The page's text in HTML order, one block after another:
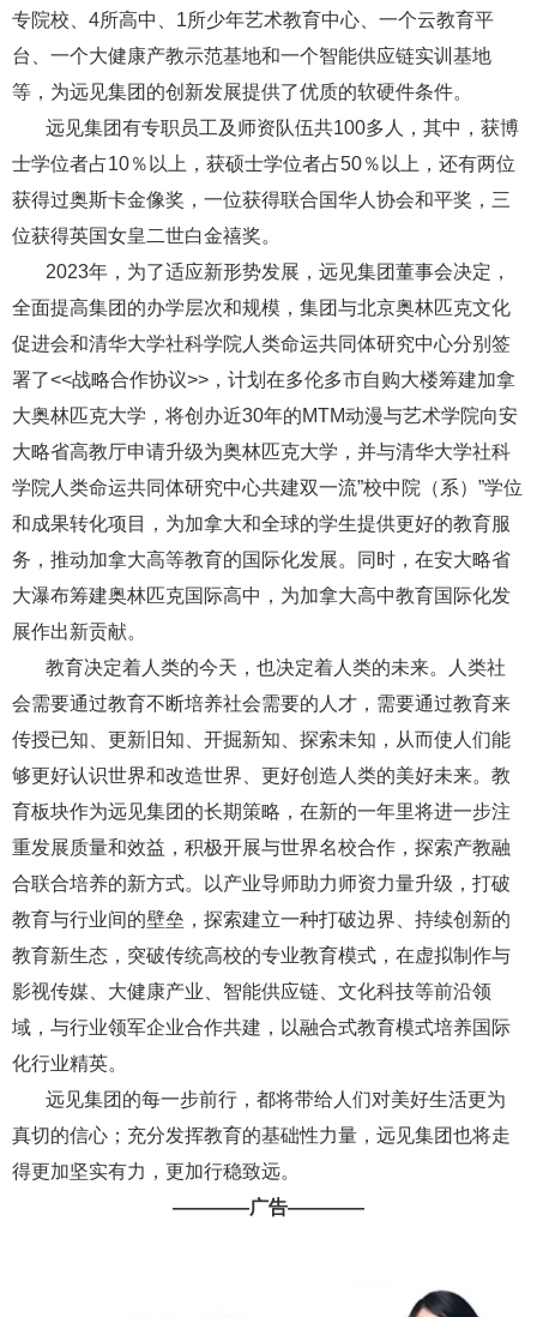
专院校、4所高中、1所少年艺术教育中心、一个云教育平
台、一个大健康产教示范基地和一个智能供应链实训基地
等，为远见集团的创新发展提供了优质的软硬件条件。
远见集团有专职员工及师资队伍共100多人，其中，获博
士学位者占10％以上，获硕士学位者占50％以上，还有两位
获得过奥斯卡金像奖，一位获得联合国华人协会和平奖，三
位获得英国女皇二世白金禧奖。
2023年，为了适应新形势发展，远见集团董事会决定，
全面提高集团的办学层次和规模，集团与北京奥林匹克文化
促进会和清华大学社科学院人类命运共同体研究中心分别签
署了<<战略合作协议>>，计划在多伦多市自购大楼筹建加拿
大奥林匹克大学，将创办近30年的MTM动漫与艺术学院向安
大略省高教厅申请升级为奥林匹克大学，并与清华大学社科
学院人类命运共同体研究中心共建双一流”校中院（系）”学位
和成果转化项目，为加拿大和全球的学生提供更好的教育服
务，推动加拿大高等教育的国际化发展。同时，在安大略省
大瀑布筹建奥林匹克国际高中，为加拿大高中教育国际化发
展作出新贡献。
教育决定着人类的今天，也决定着人类的未来。人类社
会需要通过教育不断培养社会需要的人才，需要通过教育来
传授已知、更新旧知、开掘新知、探索未知，从而使人们能
够更好认识世界和改造世界、更好创造人类的美好未来。教
育板块作为远见集团的长期策略，在新的一年里将进一步注
重发展质量和效益，积极开展与世界名校合作，探索产教融
合联合培养的新方式。以产业导师助力师资力量升级，打破
教育与行业间的壁垒，探索建立一种打破边界、持续创新的
教育新生态，突破传统高校的专业教育模式，在虚拟制作与
影视传媒、大健康产业、智能供应链、文化科技等前沿领
域，与行业领军企业合作共建，以融合式教育模式培养国际
化行业精英。
远见集团的每一步前行，都将带给人们对美好生活更为
真切的信心；充分发挥教育的基础性力量，远见集团也将走
得更加坚实有力，更加行稳致远。
————广告————